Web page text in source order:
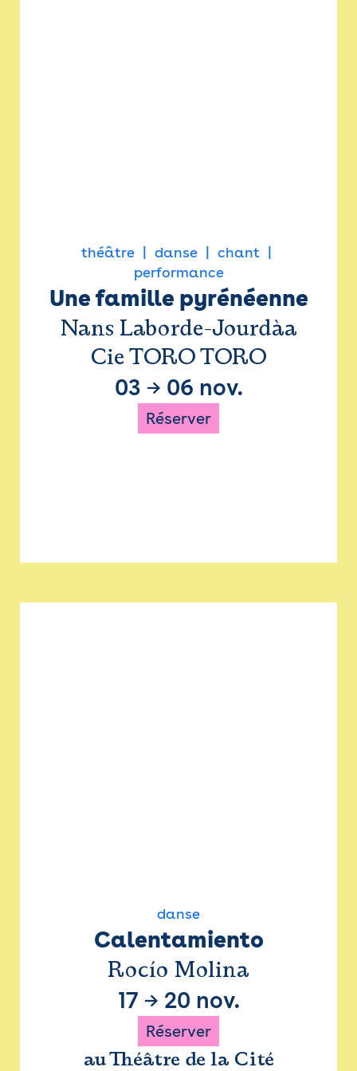
théâtre danse
chant
performance
Une famille pyrénéenne
Nans Laborde-Jourdàa
Cie TORO TORO
03 → 06 nov.
Réserver
danse
Calentamiento
Rocío Molina
17 → 20 nov.
Réserver
au Théâtre de la Cité